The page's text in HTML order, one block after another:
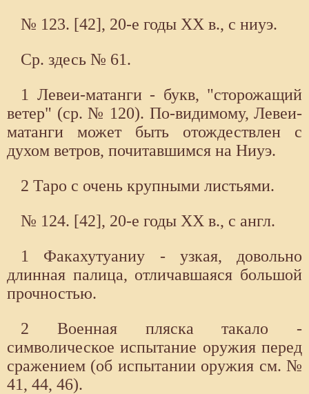
№ 123. [42], 20-е годы XX в., с ниуэ.
Ср. здесь № 61.
1 Левеи-матанги - букв, "сторожащий
ветер" (ср. № 120). По-видимому, Левеи-
матанги может быть отождествлен с
духом ветров, почитавшимся на Ниуэ.
2 Таро с очень крупными листьями.
№ 124. [42], 20-е годы XX в., с англ.
1 Факахутуаниу - узкая, довольно
длинная палица, отличавшаяся большой
прочностью.
2 Военная пляска такало -
символическое испытание оружия перед
сражением (об испытании оружия см. №
41, 44, 46).